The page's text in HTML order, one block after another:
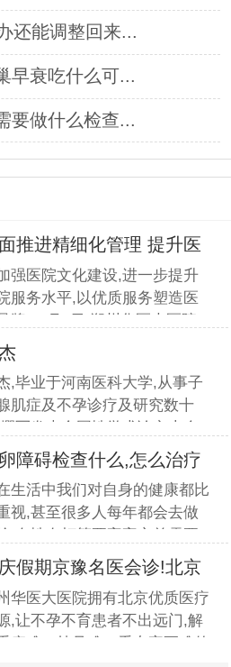
还能调整回来...
早衰吃什么可...
要做什么检查...
推进精细化管理 提升医
强医院文化建设,进一步提升
服务水平,以优质服务塑造医
牌,11月5日,郑州华医大医院
全员开展优质服务提升培训.
培训邀请到职业素养与服务设
家
,毕业于河南医科大学,从事子
肌症及不孕诊疗及研究数十
写发表全国性学术论文十余
宫、腹腔镜等微创高科技技
治子宫腺肌症、石女、子宫肌
女性不孕等妇科疑难杂症有一
熟完整的方案,深得患者好评!
障碍检查什么,怎么治疗
生活中我们对自身的健康都比
视,甚至很多人每年都会去做
院做孕前检查,这样才能更好
证怀孕的诊疗率.有患者想了
卵障碍检查什么?怎么治疗?我
一起了解下. 排卵障碍检查什
假期京豫名医会诊!北京
华医大医院拥有北京优质医疗
,让不孕不育患者不出远门,解
病难、挂号难、看专家更难的